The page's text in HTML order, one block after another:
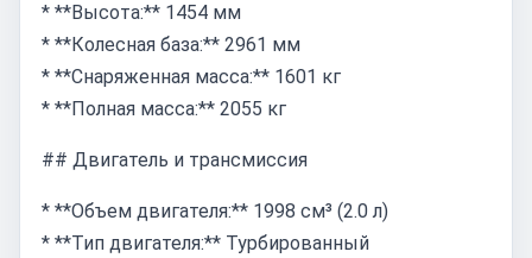
* **Высота:** 1454 мм
* **Колесная база:** 2961 мм
* **Снаряженная масса:** 1601 кг
* **Полная масса:** 2055 кг
## Двигатель и трансмиссия
* **Объем двигателя:** 1998 см³ (2.0 л)
* **Тип двигателя:** Турбированный